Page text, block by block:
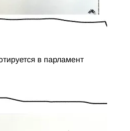
в парламент